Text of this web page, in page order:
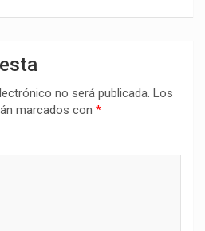
no será publicada. Los
marcados con *